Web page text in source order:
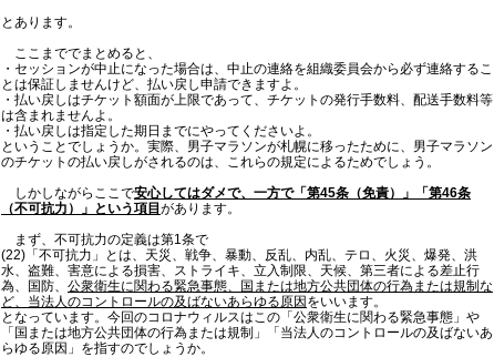
とあります。
ここまででまとめると、
・セッションが中止になった場合は、中止の連絡を組織委員会から必ず連絡するこ
とは保証しませんけど、払い戻し申請できますよ。
・払い戻しはチケット額面が上限であって、チケットの発行手数料、配送手数料等
は含まれませんよ。
・払い戻しは指定した期日までにやってくださいよ。
ということでしょうか。実際、男子マラソンが札幌に移ったために、男子マラソン
のチケットの払い戻しがされるのは、これらの規定によるためでしょう。
しかしながらここで安心してはダメで、一方で「第45条（免責）」「第46条
（不可抗力）」という項目 があります。
まず、不可抗力の定義は第1条で
(22)「不可抗力」とは、天災、戦争、暴動、反乱、内乱、テロ、火災、爆発、洪
水、盗難、害意による損害、ストライキ、立入制限、天候、第三者による差止行
為、国防、 公衆衛生に関わる緊急事態、国または地方公共団体の行為または規制な
ど、当法人のコントロールの及ばないあらゆる原因 をいいます。
となっています。今回のコロナウィルスはこの「公衆衛生に関わる緊急事態」や
「国または地方公共団体の行為または規制」「当法人のコントロールの及ばないあ
らゆる原因」を指すのでしょうか。